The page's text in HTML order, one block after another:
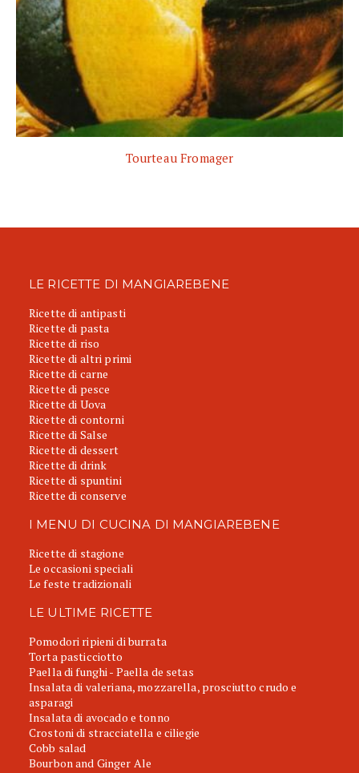
Tourteau Fromager
LE RICETTE DI MANGIAREBENE
Ricette di antipasti
Ricette di pasta
Ricette di riso
Ricette di altri primi
Ricette di carne
Ricette di pesce
Ricette di Uova
Ricette di contorni
Ricette di Salse
Ricette di dessert
Ricette di drink
Ricette di spuntini
Ricette di conserve
I MENU DI CUCINA DI MANGIAREBENE
Ricette di stagione
Le occasioni speciali
Le feste tradizionali
LE ULTIME RICETTE
Pomodori ripieni di burrata
Torta pasticciotto
Paella di funghi - Paella de setas
Insalata di valeriana, mozzarella, prosciutto crudo e
asparagi
Insalata di avocado e tonno
Crostoni di stracciatella e ciliegie
Cobb salad
Bourbon and Ginger Ale